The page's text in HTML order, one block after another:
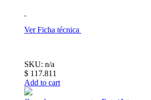
Ver Ficha técnica
SKU: n/a
$ 117.811
Add to cart